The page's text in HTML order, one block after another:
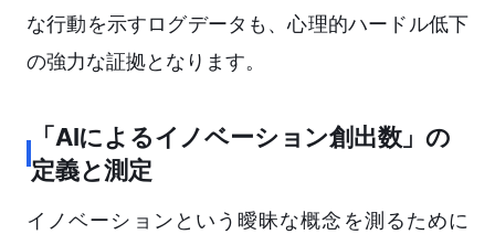
な行動を示すログデータも、心理的ハードル低下
の強力な証拠となります。
「AIによるイノベーション創出数」の
定義と測定
イノベーションという曖昧な概念を測るために